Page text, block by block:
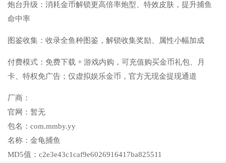
炮台升级：消耗金币解锁更高倍率炮型、特效皮肤，提升捕鱼
命中率
图鉴收集：收录全鱼种图鉴，解锁收集奖励、属性小幅加成
付费模式：免费下载 + 游戏内购，可充值购买金币礼包、月
卡、特权免广告；仅虚拟娱乐金币，官方无现金提现通道
厂商：
官网： 暂无
包名： com.mmby.yy
名称： 金龟捕鱼
MD5值： c2e3e43c1caf9e6026916417ba825511